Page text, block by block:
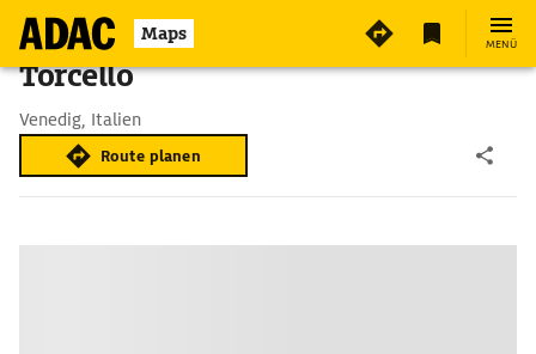
Maps MENÜ
Torcello
Venedig, Italien
Route planen